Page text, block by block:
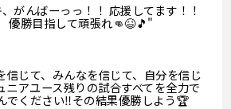
がんばーっっ！！ 応援してます！！
優勝目指して頑張れ👊😆🎵"
信じて、みんなを信じて、自分を信じ
ニアユース残りの試合すべてを全力で
でください‼︎その結果優勝しよう🏆